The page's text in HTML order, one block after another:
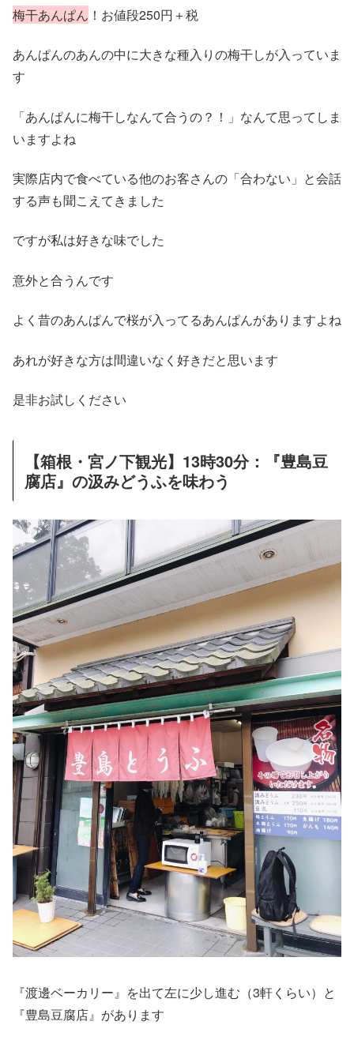
梅干あんぱん ！お値段250円＋税
あんぱんのあんの中に大きな種入りの梅干しが入っていま
す
「あんぱんに梅干しなんて合うの？！」なんて思ってしま
いますよね
実際店内で食べている他のお客さんの「合わない」と会話
する声も聞こえてきました
ですが私は好きな味でした
意外と合うんです
よく昔のあんぱんで桜が入ってるあんぱんがありますよね
あれが好きな方は間違いなく好きだと思います
是非お試しください
【箱根・宮ノ下観光】13時30分：『豊島豆
腐店』の汲みどうふを味わう
『渡邊ベーカリー』を出て左に少し進む（3軒くらい）と
『豊島豆腐店』があります